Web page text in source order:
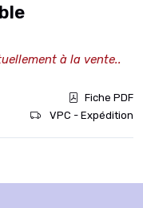
à la vente..
Fiche PDF
VPC - Expédition